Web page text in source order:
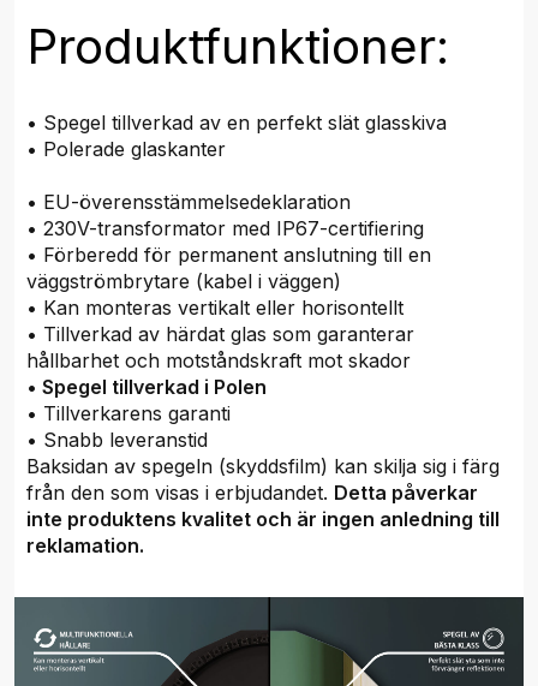
Produktfunktioner:
• Spegel tillverkad av en perfekt slät glasskiva
• Polerade glaskanter
• EU-överensstämmelsedeklaration
• 230V-transformator med IP67-certifiering
• Förberedd för permanent anslutning till en
väggströmbrytare (kabel i väggen)
• Kan monteras vertikalt eller horisontellt
• Tillverkad av härdat glas som garanterar
hållbarhet och motståndskraft mot skador
• Spegel tillverkad i Polen
• Tillverkarens garanti
• Snabb leveranstid
Baksidan av spegeln (skyddsfilm) kan skilja sig i färg
från den som visas i erbjudandet. Detta påverkar
inte produktens kvalitet och är ingen anledning till
reklamation.